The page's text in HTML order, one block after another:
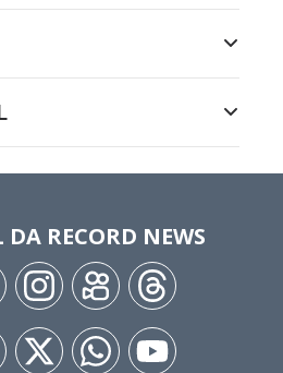
DA RECORD NEWS